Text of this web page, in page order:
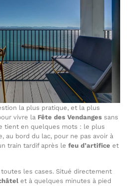
la plus pratique, et la plus
vivre la Fête des Vendanges sans
tient en quelques mots : le plus
au bord du lac, pour ne pas avoir à
train tardif après le feu d’artifice et
les cases. Situé directement
et à quelques minutes à pied